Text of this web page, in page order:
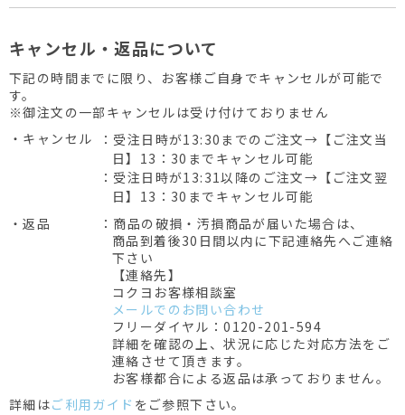
キャンセル・返品について
下記の時間までに限り、お客様ご自身でキャンセルが可能で
す。
※御注文の一部キャンセルは受け付けておりません
・キャンセル
：受注日時が13:30までのご注文→【ご注文当
日】13：30までキャンセル可能
：受注日時が13:31以降のご注文→【ご注文翌
日】13：30までキャンセル可能
・返品
：商品の破損・汚損商品が届いた場合は、
商品到着後30日間以内に下記連絡先へご連絡
下さい
【連絡先】
コクヨお客様相談室
メールでのお問い合わせ
フリーダイヤル：0120-201-594
詳細を確認の上、状況に応じた対応方法をご
連絡させて頂きます。
お客様都合による返品は承っておりません。
詳細はご利用ガイド をご参照下さい。